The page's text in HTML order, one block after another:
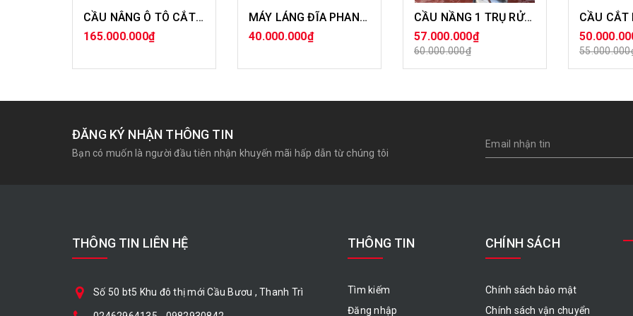
CẦU NÂNG Ô TÔ CẮT KÉO 2 TẦNG BT -550 / 5 TẤN
165.000.000₫
MUA HÀNG
MÁY LÁNG ĐĨA PHANH XE CON 2 CHỨC NĂNG
40.000.000₫
MUA HÀNG
CẦU NẦNG 1 TRỤ RỬA XE Ô TÔ
57.000.000₫
60.000.000₫
MUA HÀNG
ĐĂNG KÝ NHẬN THÔNG TIN
Bạn có muốn là người đầu tiên nhận khuyến mãi hấp dẫn từ chúng tôi
THÔNG TIN LIÊN HỆ
Số 50 bt5 Khu đô thị mới Cầu Bươu , Thanh Trì
THÔNG TIN
Tìm kiếm
Đăng nhập
CHÍNH SÁCH
Chính sách bảo mật
Chính sách vận chuyển